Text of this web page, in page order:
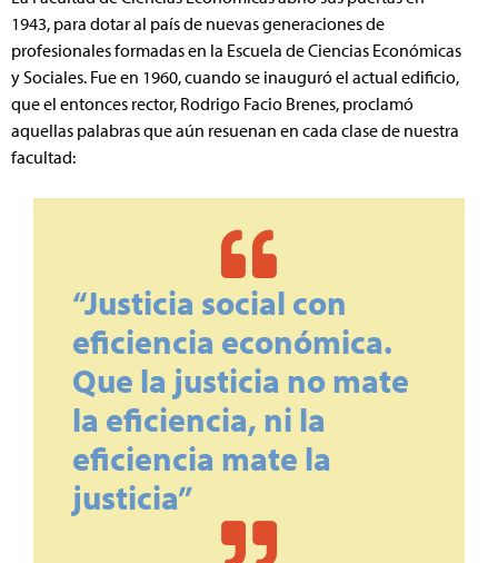
1943, para dotar al país de nuevas generaciones de
profesionales formadas en la Escuela de Ciencias Económicas
y Sociales. Fue en 1960, cuando se inauguró el actual edificio,
que el entonces rector, Rodrigo Facio Brenes, proclamó
aquellas palabras que aún resuenan en cada clase de nuestra
facultad:
“Justicia social con
eficiencia económica.
Que la justicia no mate
la eficiencia, ni la
eficiencia mate la
justicia”